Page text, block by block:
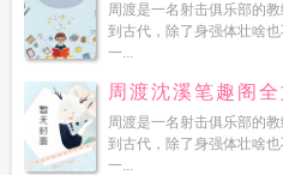
周渡是一名射击俱乐部的
到古代，除了身强体壮啥
一...
周渡沈溪笔趣阁
周渡是一名射击俱乐部的
到古代，除了身强体壮啥
一...